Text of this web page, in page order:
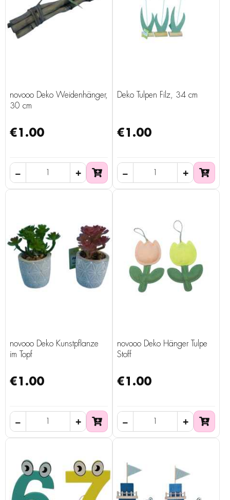
novooo Deko Weidenhänger,
30 cm
€1.00
Deko Tulpen Filz, 34 cm
€1.00
novooo Deko Kunstpflanze
im Topf
€1.00
novooo Deko Hänger Tulpe
Stoff
€1.00